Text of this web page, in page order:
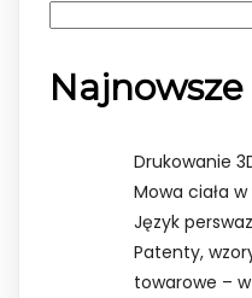
Drukowanie
Mowa ciała
Język
Patenty,
towarowe –